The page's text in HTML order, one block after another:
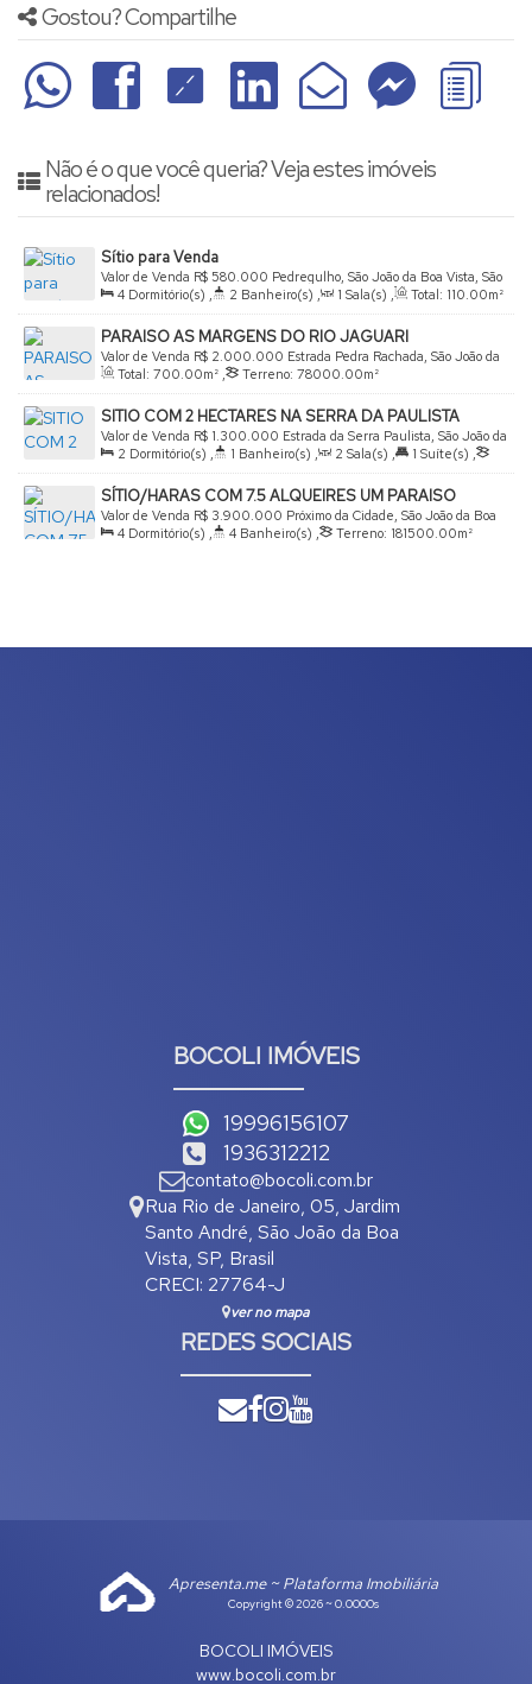
Gostou? Compartilhe
Não é o que você queria? Veja estes imóveis
relacionados!
Sítio para Venda
R$ 580.000
Valor de Venda
Pedregulho, São João da Boa Vista, São
Paulo, Brasil
4 Dormitório(s) , 2 Banheiro(s) , 1 Sala(s) , Total: 110.00m²
,
Terreno: 38000.00m²
PARAISO AS MARGENS DO RIO JAGUARI
R$ 2.000.000
Valor de Venda
Estrada Pedra Rachada, São João da
Boa Vista, São Paulo, Brasil
Total: 700.00m² , Terreno: 78000.00m²
SITIO COM 2 HECTARES NA SERRA DA PAULISTA
R$ 1.300.000
Valor de Venda
Estrada da Serra Paulista, São João da
Boa Vista, São Paulo, Brasil
2 Dormitório(s) , 1 Banheiro(s) , 2 Sala(s) , 1 Suíte(s) ,
Terreno: 20300.00m²
SÍTIO/HARAS COM 7.5 ALQUEIRES UM PARAISO
PROXIMO DE SÃO JOÃO
R$ 3.900.000
Valor de Venda
Próximo da Cidade, São João da Boa
Vista, São Paulo, Brasil
4 Dormitório(s) , 4 Banheiro(s) , Terreno: 181500.00m²
BOCOLI IMÓVEIS
19996156107
1936312212
contato@bocoli.com.br
Rua Rio de Janeiro, 05, Jardim
Santo André, São João da Boa
Vista, SP, Brasil
CRECI: 27764-J
ver no mapa
REDES SOCIAIS
Apresenta.me ~ Plataforma Imobiliária
Copyright © 2026 ~ 0.0000s
BOCOLI IMÓVEIS
www.bocoli.com.br